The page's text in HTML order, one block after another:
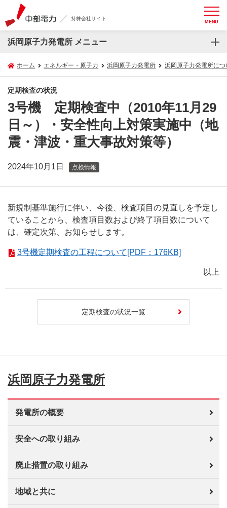
持株会社サイト MENU
浜岡原子力発電所 メニュー
ホーム エネルギー・原子力 浜岡原子力発電所 浜岡原子力発電所につ
定期検査の状況
3号機 定期検査中（2010年11月29
日～）・安全性向上対策実施中（地
震・津波・重大事故対策等）
2024年10月1日 点検情報
新規制基準施行に伴い、今後、検査項目の見直しを予定し
ていることから、検査項目数および終了項目数について
は、確定次第、お知らせします。
3号機定期検査の工程について[PDF：176KB]
以上
定期検査の状況一覧
浜岡原子力発電所
発電所の概要
安全への取り組み
廃止措置の取り組み
地域と共に